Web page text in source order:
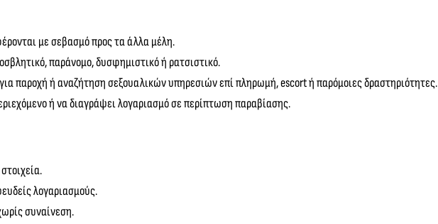
με σεβασμό προς τα άλλα μέλη.
παράνομο, δυσφημιστικό ή ρατσιστικό.
παροχή ή αναζήτηση σεξουαλικών υπηρεσιών επί πληρωμή, escort ή παρόμοιες δραστηριότητες.
ή να διαγράψει λογαριασμό σε περίπτωση παραβίασης.
λογαριασμούς.
συναίνεση.